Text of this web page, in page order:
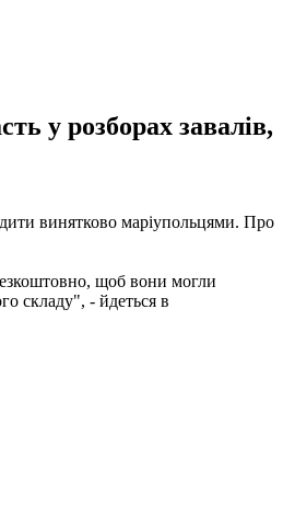
у розборах завалів,
винятково маріупольцями. Про
щоб вони могли
складу", - йдеться в